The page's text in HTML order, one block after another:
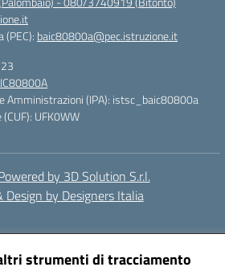
strumenti di tracciamento
baic80800a@pec.istruzione.it
Amministrazioni (IPA): istsc_baic80800a
UFK0WW
by 3D Solution S.r.l.
Design by Designers Italia